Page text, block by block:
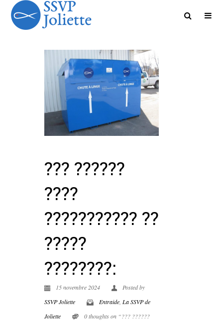
??? ??????
????
??????????? ??
?????
????????:
15 novembre 2024
Posted by
SSVP Joliette
Entraide La SSVP de
Joliette
0 thoughts on “??? ??????